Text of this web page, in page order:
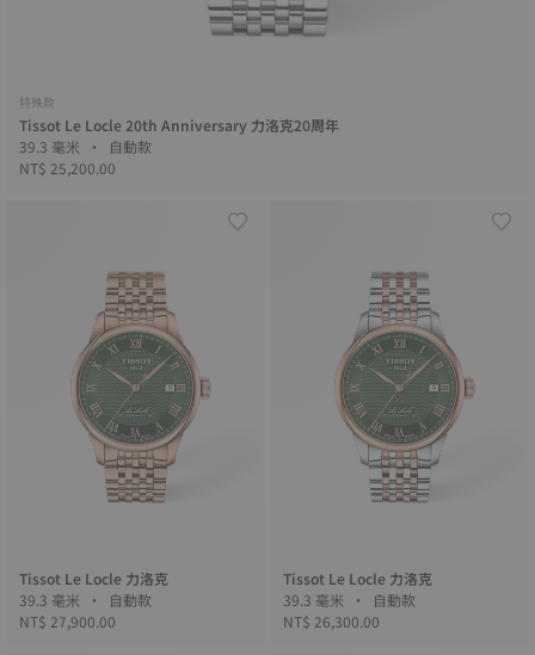
特殊款
Tissot Le Locle 20th Anniversary 力洛克20周年
39.3 毫米 • 自動款
NT$ 25,200.00
Tissot Le Locle 力洛克
39.3 毫米 • 自動款
NT$ 27,900.00
Tissot Le Locle 力洛克
39.3 毫米 • 自動款
NT$ 26,300.00